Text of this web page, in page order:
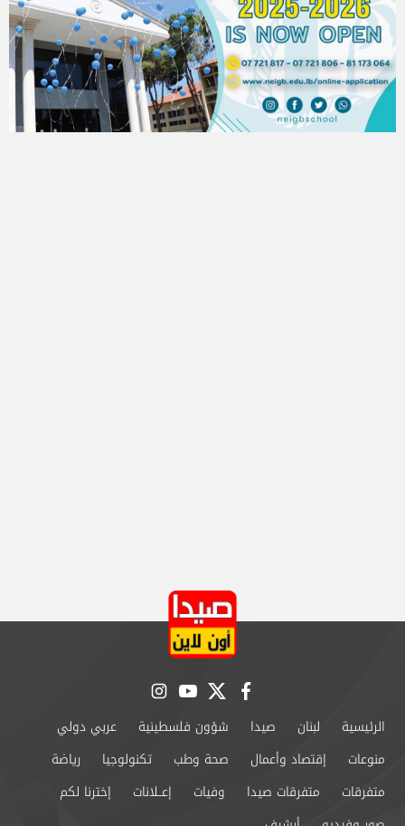
facebook
twitter
youtube
instagram
الرئيسية لبنان صيدا شؤون فلسطينية
عربي دولي
منوعات
إقتصاد وأعمال صحة وطب تكنولوجيا
رياضة
متفرقات
متفرقات صيدا وفيات إعــلانات
إخترنا لكم